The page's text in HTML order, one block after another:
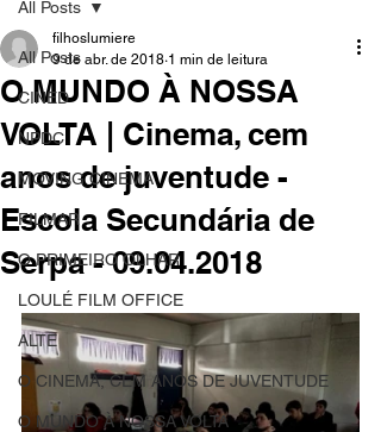
All Posts
CINED
NPDC
MOVING CINEMA
FILMAR
O PRIMEIRO OLHAR
LOULÉ FILM OFFICE
ALTE
O CINEMA, CEM ANOS DE JUVENTUDE
O MUNDO À NOSSA VOLTA
All Posts
O MUNDO À NOSSA
VOLTA | Cinema, cem
anos de juventude -
Escola Secundária de
Serpa - 09.04.2018
filhoslumiere
9 de abr. de 2018 1 min de leitura